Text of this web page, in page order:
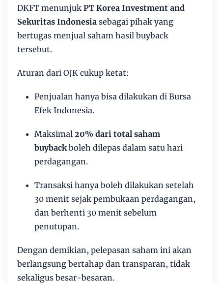
DKFT menunjuk PT Korea Investment and
Sekuritas Indonesia sebagai pihak yang
bertugas menjual saham hasil buyback
tersebut.
Aturan dari OJK cukup ketat:
Penjualan hanya bisa dilakukan di Bursa
Efek Indonesia.
Maksimal 20% dari total saham
buyback boleh dilepas dalam satu hari
perdagangan.
Transaksi hanya boleh dilakukan setelah
30 menit sejak pembukaan perdagangan,
dan berhenti 30 menit sebelum
penutupan.
Dengan demikian, pelepasan saham ini akan
berlangsung bertahap dan transparan, tidak
sekaligus besar-besaran.